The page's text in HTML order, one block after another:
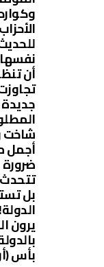
نفسها
أن
جديدة
شاخت
أجمل
ضرورة
تتحدث
بل
يرون
بأس